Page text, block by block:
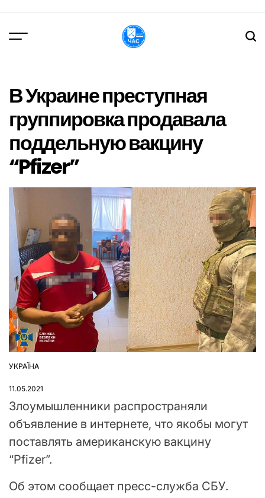
вмісту
В Украине преступная
группировка продавала
поддельную вакцину
“Pfizer”
ОПУБЛІКУВАТИ
УКРАЇНА
11.05.2021
Злоумышленники распространяли
объявление в интернете, что якобы могут
поставлять американскую вакцину
“Pfizer”.
Об этом сообщает пресс-служба СБУ.